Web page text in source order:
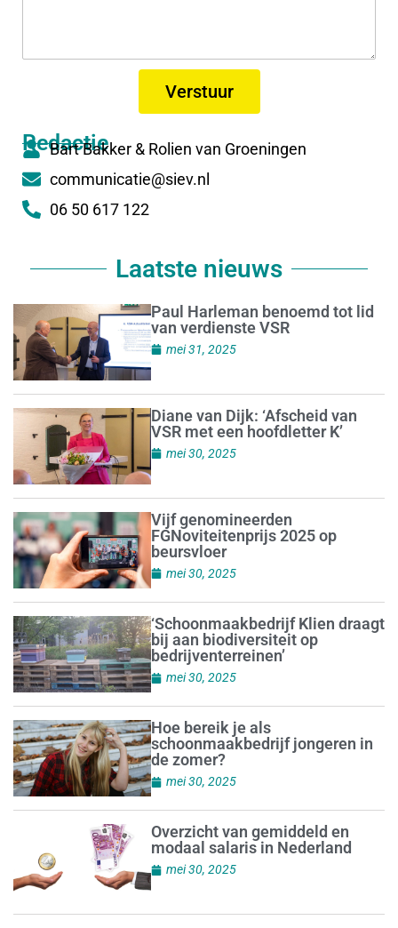
Verstuur
Redactie
Bart Bakker & Rolien van Groeningen
communicatie@siev.nl
06 50 617 122
Laatste nieuws
Paul Harleman benoemd tot lid
van verdienste VSR
mei 31, 2025
Diane van Dijk: ‘Afscheid van
VSR met een hoofdletter K’
mei 30, 2025
Vijf genomineerden
FGNoviteitenprijs 2025 op
beursvloer
mei 30, 2025
‘Schoonmaakbedrijf Klien draagt
bij aan biodiversiteit op
bedrijventerreinen’
mei 30, 2025
Hoe bereik je als
schoonmaakbedrijf jongeren in
de zomer?
mei 30, 2025
Overzicht van gemiddeld en
modaal salaris in Nederland
mei 30, 2025